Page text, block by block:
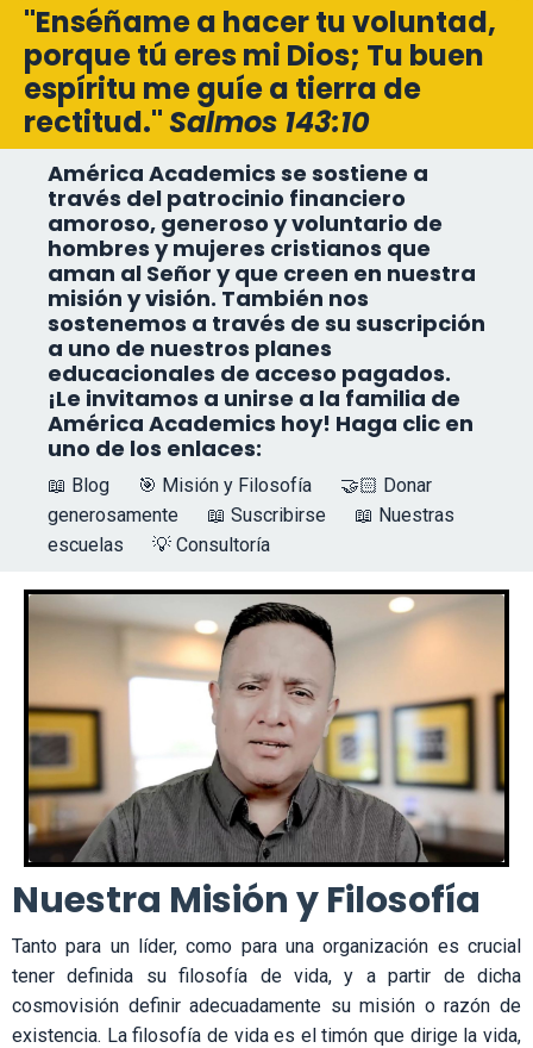
"Enséñame a hacer tu voluntad,
porque tú eres mi Dios; Tu buen
espíritu me guíe a tierra de
rectitud."Salmos 143:10
América Academics se sostiene a
través del patrocinio financiero
amoroso, generoso y voluntario de
hombres y mujeres cristianos que
aman al Señor y que creen en nuestra
misión y visión. También nos
sostenemos a través de su suscripción
a uno de nuestros planes
educacionales de acceso pagados.
¡Le invitamos a unirse a la familia de
América Academics hoy! Haga clic en
uno de los enlaces:
📖 Blog 🎯 Misión y Filosofía
🤝🏻 Donar
generosamente
📖 Suscribirse
📖 Nuestras
escuelas
💡 Consultoría
Nuestra Misión y Filosofía
Tanto para un líder, como para una organización es crucial
tener definida su filosofía de vida, y a partir de dicha
cosmovisión definir adecuadamente su misión o razón de
existencia. La filosofía de vida es el timón que dirige la vida,